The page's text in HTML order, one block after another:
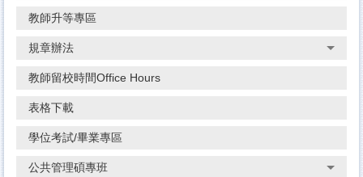
教師升等專區
規章辦法
教師留校時間Office Hours
表格下載
學位考試/畢業專區
公共管理碩專班